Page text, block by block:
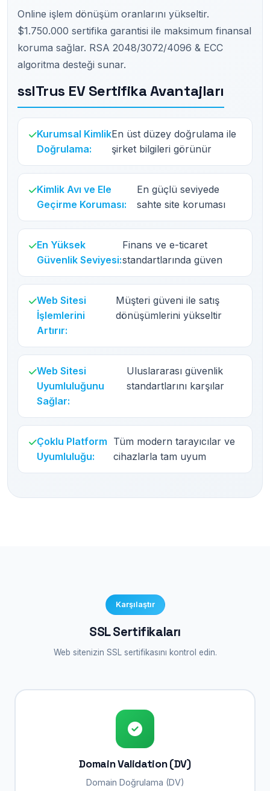
Online işlem dönüşüm oranlarını yükseltir.
$1.750.000 sertifika garantisi ile maksimum finansal
koruma sağlar. RSA 2048/3072/4096 & ECC
algoritma desteği sunar.
sslTrus EV Sertifika Avantajları
Kurumsal Kimlik
Doğrulama:
En üst düzey doğrulama ile
şirket bilgileri görünür
Kimlik Avı ve Ele
Geçirme Koruması:
En güçlü seviyede
sahte site koruması
En Yüksek
Güvenlik Seviyesi:
Finans ve e-ticaret
standartlarında güven
Web Sitesi
İşlemlerini
Artırır:
Müşteri güveni ile satış
dönüşümlerini yükseltir
Web Sitesi
Uyumluluğunu
Sağlar:
Uluslararası güvenlik
standartlarını karşılar
Çoklu Platform
Uyumluluğu:
Tüm modern tarayıcılar ve
cihazlarla tam uyum
Karşılaştır
SSL Sertifikaları
Web sitenizin SSL sertifikasını kontrol edin.
Domain Validation (DV)
Domain Doğrulama (DV)